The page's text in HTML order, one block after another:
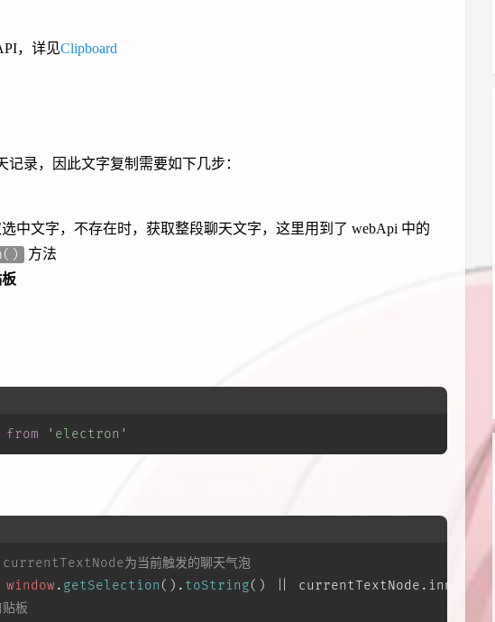
，详见Clipboard
录，因此文字复制需要如下几步：
中文字，不存在时，获取整段聊天文字，这里用到了 webApi 中的
方法
from 'electron'
为当前触发的聊天气泡
window. getSelection (). toString() || currentTextNode. innerText
板